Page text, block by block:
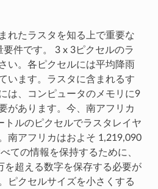
れたラスタを知る上で重要な
件です。 3 x 3ピクセルのラ
い。各ピクセルには平均降雨
います。ラスタに含まれるす
は、コンピュータのメモリに9
があります。今、南アフリカ
トルのピクセルでラスタレイヤ
南アフリカはおよそ 1,219,090
ての情報を保持するために、
を超える数字を保存する必要が
ピクセルサイズを小さくする